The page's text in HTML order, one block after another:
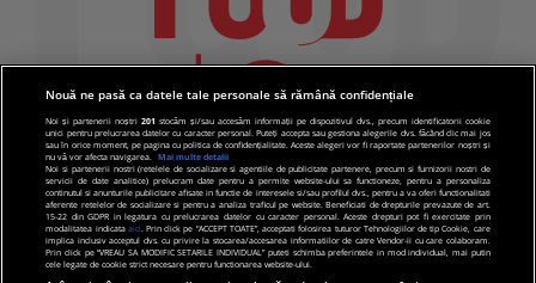
Nouă ne pasă ca datele tale personale să rămână confidențiale
Noi și partenerii noștri201 stocăm și/sau accesăm informații pe dispozitivul dvs., precum identificatorii cookie
unici pentru prelucrarea datelor cu caracter personal. Puteți accepta sau gestiona alegerile dvs. făcând clic mai jos
sau în orice moment, pe pagina cu politica de confidențialitate. Aceste alegeri vor fi raportate partenerilor noștri și
nu vă vor afecta navigarea.
Mai multe detalii
Noi si partenerii nostri (retelele de socializare si agentiile de publicitate partenere, precum si furnizorii nostri de
servicii de date analitice) prelucram date pentru a permite website-ului sa functioneze, pentru a personaliza
continutul si anunturile publicitare afisate in functie de interesele si/sau profilul dvs., pentru a va oferi functionalitati
aferente retelelor de socializare si pentru a analiza traficul pe website. Beneficiati de drepturile prevazute de art.
15-22 din GDPR in legatura cu prelucrarea datelor cu caracter personal. Aceste drepturi pot fi exercitate prin
modalitatea indicata aici. Prin click pe “ACCEPT TOATE”, acceptati folosirea tuturor Tehnologiilor de tip Cookie, care
implica inclusiv acceptul dvs. cu privire la stocarea/accesarea informatiilor de catre Vendor-ii cu care colaboram.
Prin click pe “VREAU SA MODIFIC SETARILE INDIVIDUAL” puteti schimba preferintele in mod individual, mai putin
cele legate de cookie strict necesare pentru functionarea website-ului.